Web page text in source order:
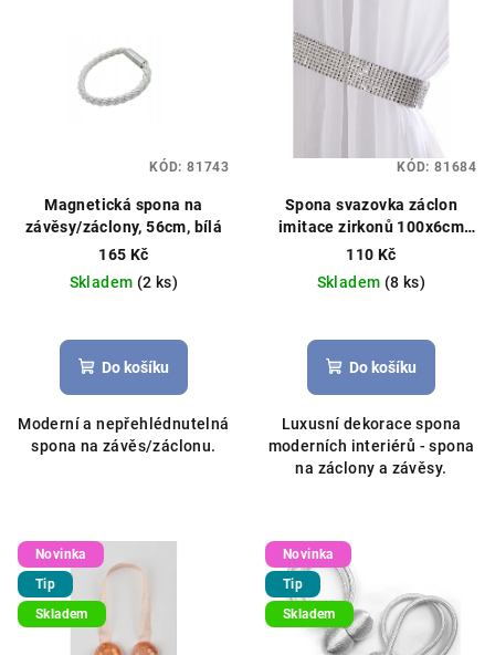
Magnetická spona na
závěsy/záclony, 56cm, bílá
165 Kč
Skladem (2 ks)
Do košíku
Moderní a nepřehlédnutelná
spona na závěs/záclonu.
KÓD: 81743
Spona svazovka záclon
imitace zirkonů 100x6cm
stříbrná
110 Kč
Skladem (8 ks)
Do košíku
Luxusní dekorace spona
moderních interiérů - spona
na záclony a závěsy.
KÓD: 81684
Novinka
Tip
Skladem
Novinka
Tip
Skladem